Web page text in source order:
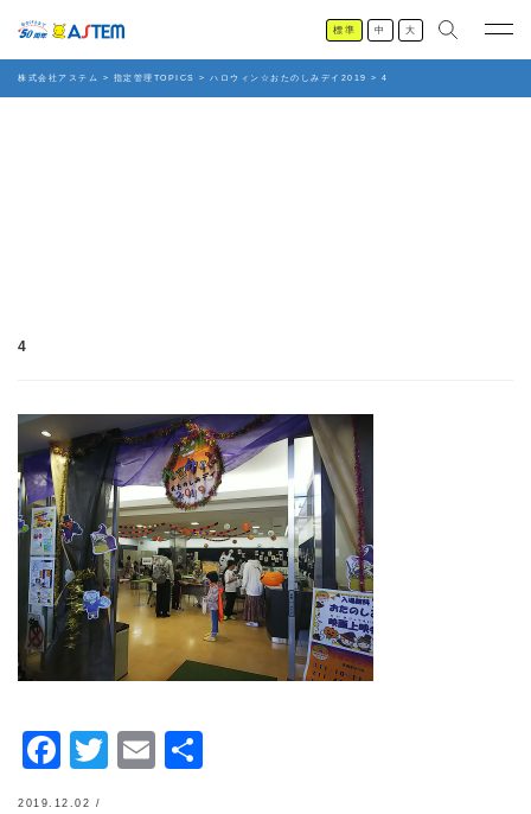
標準 中 大
株式会社アステム > 指定管理TOPICS > ハロウィン☆おたのしみデイ2019 > 4
4
Facebook
Twitter
Email
2019.12.02 /